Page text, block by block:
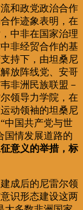
和政党政治合作
作迹象表明，在
中非在国家治理
非经贸合作的基
持下，由坦桑尼
放阵线党、安哥
非洲民族联盟－
领导力学院，在
动领袖的坦桑尼
中国共产党与世
国情发展道路的
意义的举措，标
成后的尼雷尔领
识形态建设这两